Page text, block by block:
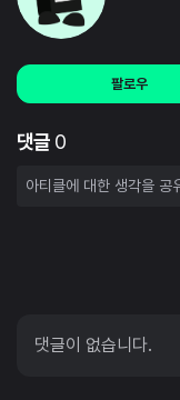
팔로우
댓글 0
댓글이 없습니다.